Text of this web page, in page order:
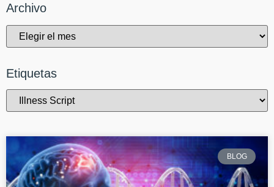
Archivo
Etiquetas
BLOG